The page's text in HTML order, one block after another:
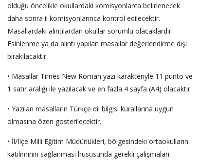
olduğu öncelikle okullardaki komisyonlarca belirlenecek
daha sonra il komisyonlarınca kontrol edilecektir.
Masallardaki alıntılardan okullar sorumlu olacaklardır.
Esinlenme ya da alıntı yapılan masallar değerlendirme dışı
bırakılacaktır.
• Masallar Times New Roman yazı karakteriyle 11 punto ve
1 satır aralığı ile yazılacak ve en fazla 4 sayfa (A4) olacaktır.
• Yazılan masalların Türkçe dil bilgisi kurallarına uygun
olmasına özen gösterilecektir.
• İl/İlçe Milli Eğitim Müdürlükleri, bölgesindeki ortaokulların
katılımının sağlanması hususunda gerekli çalışmaları